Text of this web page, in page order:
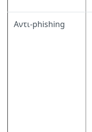
Αντι-phishing